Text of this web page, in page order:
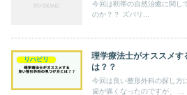
今回は靭帯の自然治癒に関し
のか？？ ズバリ...
リハビリ
理学療法士がオススメす
は？？
今回は良い整形外科の探し方
歯が痛くなったのですが、 ...